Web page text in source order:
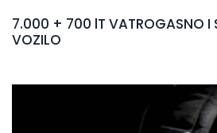
7.000 + 700 lT VATROGASNO I
VOZILO